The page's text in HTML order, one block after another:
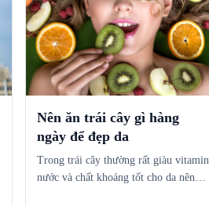
Nên ăn trái cây gì hàng
ngày để đẹp da
Trong trái cây thường rất giàu vitamin
nước và chất khoáng tốt cho da nên…